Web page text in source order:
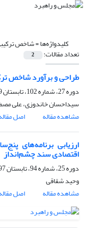
کلیدواژه‌ها =شاخص
تعداد مقالات: 2
طراحی و برآورد شاخص‌
دوره 27، شماره 102، تابستان 1399، صفحه
سیداحسان خاندوزی، علی
مشاهده مقاله
اصل
ارزیابی برنامه‌های
اقتصادی سند چشم‌انداز
دوره 25، شماره 94، تابستان 1397، صفحه
وحید شقاقی
مشاهده مقاله
اصل